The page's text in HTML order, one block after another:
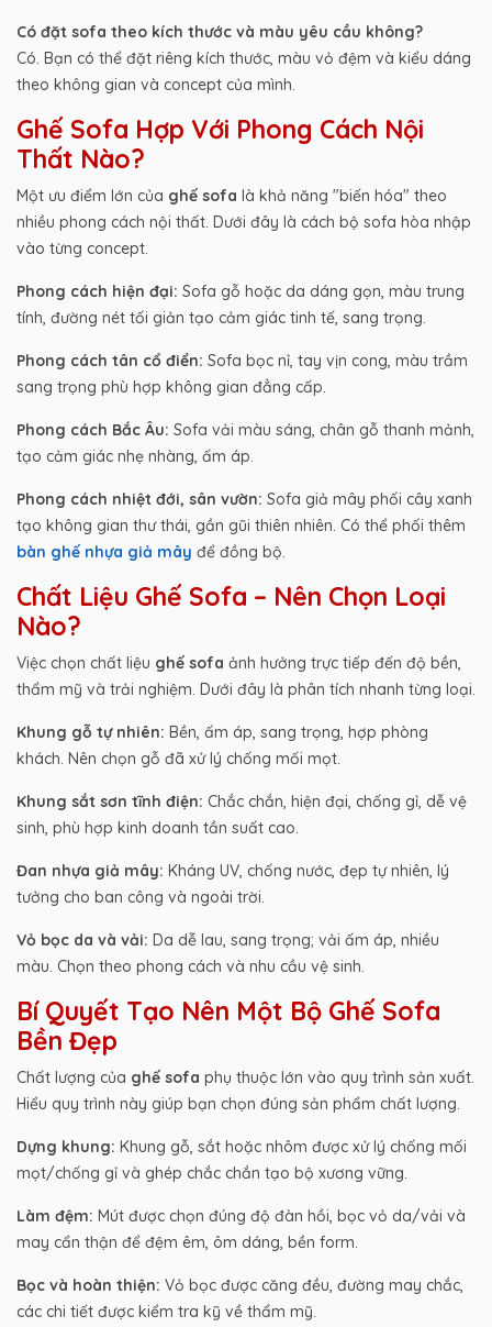
Có đặt sofa theo kích thước và màu yêu cầu không?
Có. Bạn có thể đặt riêng kích thước, màu vỏ đệm và kiểu dáng
theo không gian và concept của mình.
Ghế Sofa Hợp Với Phong Cách Nội
Thất Nào?
Một ưu điểm lớn của ghế sofa là khả năng "biến hóa" theo
nhiều phong cách nội thất. Dưới đây là cách bộ sofa hòa nhập
vào từng concept.
Phong cách hiện đại: Sofa gỗ hoặc da dáng gọn, màu trung
tính, đường nét tối giản tạo cảm giác tinh tế, sang trọng.
Phong cách tân cổ điển: Sofa bọc nỉ, tay vịn cong, màu trầm
sang trọng phù hợp không gian đẳng cấp.
Phong cách Bắc Âu: Sofa vải màu sáng, chân gỗ thanh mảnh,
tạo cảm giác nhẹ nhàng, ấm áp.
Phong cách nhiệt đới, sân vườn: Sofa giả mây phối cây xanh
tạo không gian thư thái, gần gũi thiên nhiên. Có thể phối thêm
bàn ghế nhựa giả mây để đồng bộ.
Chất Liệu Ghế Sofa – Nên Chọn Loại
Nào?
Việc chọn chất liệu ghế sofa ảnh hưởng trực tiếp đến độ bền,
thẩm mỹ và trải nghiệm. Dưới đây là phân tích nhanh từng loại.
Khung gỗ tự nhiên: Bền, ấm áp, sang trọng, hợp phòng
khách. Nên chọn gỗ đã xử lý chống mối mọt.
Khung sắt sơn tĩnh điện: Chắc chắn, hiện đại, chống gỉ, dễ vệ
sinh, phù hợp kinh doanh tần suất cao.
Đan nhựa giả mây: Kháng UV, chống nước, đẹp tự nhiên, lý
tưởng cho ban công và ngoài trời.
Vỏ bọc da và vải: Da dễ lau, sang trọng; vải ấm áp, nhiều
màu. Chọn theo phong cách và nhu cầu vệ sinh.
Bí Quyết Tạo Nên Một Bộ Ghế Sofa
Bền Đẹp
Chất lượng của ghế sofa phụ thuộc lớn vào quy trình sản xuất.
Hiểu quy trình này giúp bạn chọn đúng sản phẩm chất lượng.
Dựng khung: Khung gỗ, sắt hoặc nhôm được xử lý chống mối
mọt/chống gỉ và ghép chắc chắn tạo bộ xương vững.
Làm đệm: Mút được chọn đúng độ đàn hồi, bọc vỏ da/vải và
may cẩn thận để đệm êm, ôm dáng, bền form.
Bọc và hoàn thiện: Vỏ bọc được căng đều, đường may chắc,
các chi tiết được kiểm tra kỹ về thẩm mỹ.